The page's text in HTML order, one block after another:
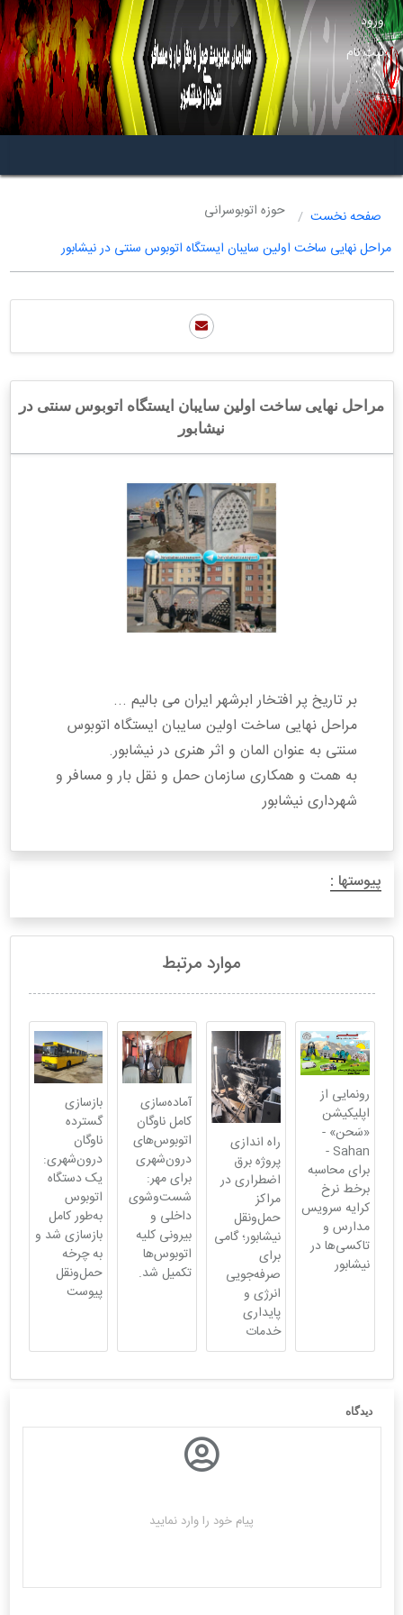
ورود
ثبت نام
صفحه نخست
حوزه اتوبوسرانی
مراحل نهایی ساخت اولین سایبان ایستگاه اتوبوس سنتی در نیشابور
مراحل نهایی ساخت اولین سایبان ایستگاه اتوبوس سنتی در
نیشابور
بر تاریخ پر افتخار ابرشهر ایران می بالیم ...
مراحل نهایی ساخت اولین سایبان ایستگاه اتوبوس
سنتی به عنوان المان و اثر هنری در نیشابور.
به همت و همکاری سازمان حمل و نقل بار و مسافر و
شهرداری نیشابور
پیوستها :
موارد مرتبط
رونمایی از
اپلیکیشن
«سَحن» -
Sahan -
برای محاسبه
برخط نرخ
کرایه سرویس
مدارس و
تاکسی‌ها در
نیشابور
راه اندازی
پروژه برق
اضطراری در
مراکز
حمل‌ونقل
نیشابور؛ گامی
برای
صرفه‌جویی
انرژی و
پایداری
خدمات
آماده‌سازی
کامل ناوگان
اتوبوس‌های
درون‌شهری
برای مهر:
شست‌وشوی
داخلی و
بیرونی کلیه
اتوبوس‌ها
تکمیل شد.
بازسازی
گسترده
ناوگان
درون‌شهری:
یک دستگاه
اتوبوس
به‌طور کامل
بازسازی شد و
به چرخه
حمل‌ونقل
پیوست
دیدگاه